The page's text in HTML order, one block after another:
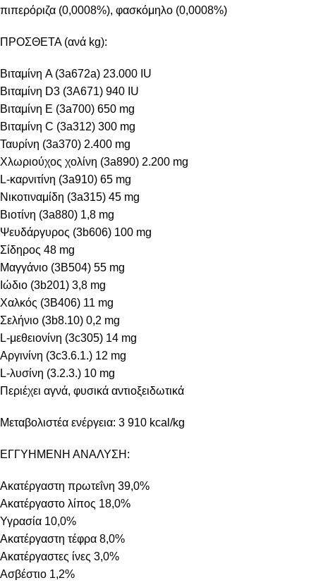
πιπερόριζα (0,0008%), φασκόμηλο (0,0008%)
ΠΡΟΣΘΕΤΑ (ανά kg):
Βιταμίνη A (3a672a) 23.000 IU
Βιταμίνη D3 (3A671) 940 IU
Βιταμίνη E (3a700) 650 mg
Βιταμίνη C (3a312) 300 mg
Ταυρίνη (3a370) 2.400 mg
Χλωριούχος χολίνη (3a890) 2.200 mg
L-καρνιτίνη (3a910) 65 mg
Νικοτιναμίδη (3a315) 45 mg
Βιοτίνη (3a880) 1,8 mg
Ψευδάργυρος (3b606) 100 mg
Σίδηρος 48 mg
Μαγγάνιο (3B504) 55 mg
Ιώδιο (3b201) 3,8 mg
Χαλκός (3B406) 11 mg
Σελήνιο (3b8.10) 0,2 mg
L-μεθειονίνη (3c305) 14 mg
Αργινίνη (3c3.6.1.) 12 mg
L-λυσίνη (3.2.3.) 10 mg
Περιέχει αγνά, φυσικά αντιοξειδωτικά
Mεταβολιστέα ενέργεια: 3 910 kcal/kg
ΕΓΓΥΗΜΕΝΗ ΑΝΑΛΥΣΗ:
Ακατέργαστη πρωτεΐνη 39,0%
Ακατέργαστο λίπος 18,0%
Υγρασία 10,0%
Ακατέργαστη τέφρα 8,0%
Ακατέργαστες ίνες 3,0%
Ασβέστιο 1,2%